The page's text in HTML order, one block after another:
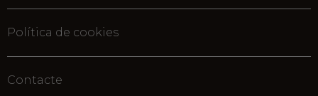
Política de cookies
Contacte